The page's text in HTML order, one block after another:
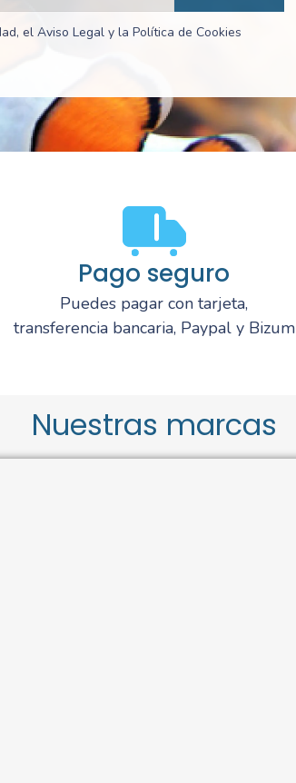
el Aviso Legal y la Política de Cookies
Pago seguro
Puedes pagar con tarjeta,
transferencia bancaria, Paypal y Bizum
Nuestras marcas